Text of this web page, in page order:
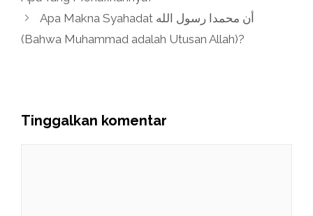
Apa Makna Syahadat أن محمدا رسول الله
(Bahwa Muhammad adalah Utusan Allah)?
Tinggalkan komentar